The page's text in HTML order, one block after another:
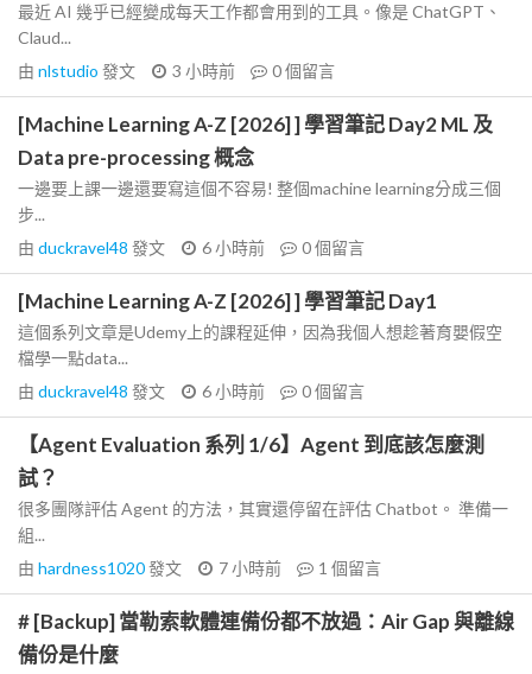
最近 AI 幾乎已經變成每天工作都會用到的工具。像是 ChatGPT、
Claud...
由 nlstudio 發文 3 小時前 0個留言
[Machine Learning A-Z [2026] ] 學習筆記 Day2 ML 及
Data pre-processing 概念
一邊要上課一邊還要寫這個不容易! 整個machine learning分成三個
步...
由 duckravel48 發文 6 小時前 0個留言
[Machine Learning A-Z [2026] ] 學習筆記 Day1
這個系列文章是Udemy上的課程延伸，因為我個人想趁著育嬰假空
檔學一點data...
由 duckravel48 發文 6 小時前 0個留言
【Agent Evaluation 系列 1/6】Agent 到底該怎麼測
試？
很多團隊評估 Agent 的方法，其實還停留在評估 Chatbot。 準備一
組...
由 hardness1020發文 7 小時前 1 個留言
# [Backup] 當勒索軟體連備份都不放過：Air Gap 與離線
備份是什麼